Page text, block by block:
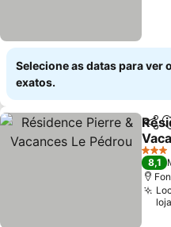
Selecione as datas para ver
exatos.
Ver
3
8,1